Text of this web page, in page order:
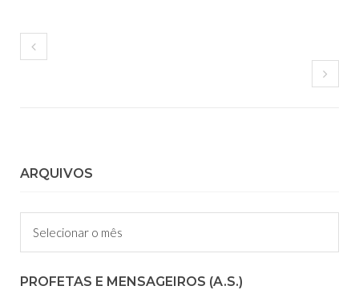
ARQUIVOS
Arquivos
PROFETAS E MENSAGEIROS (A.S.)